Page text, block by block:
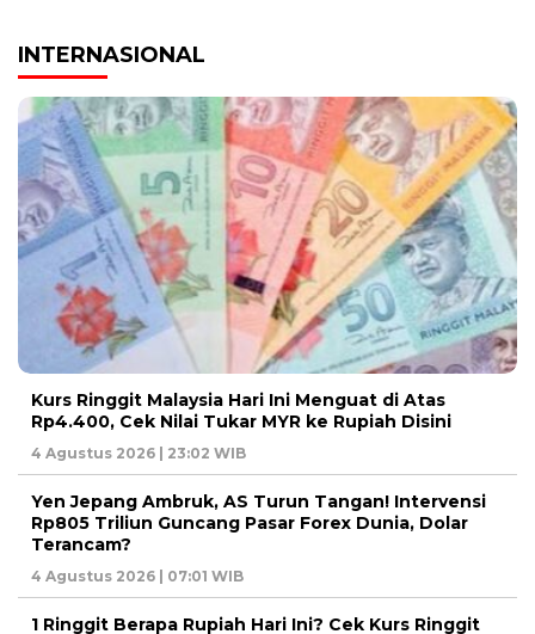
INTERNASIONAL
Kurs Ringgit Malaysia Hari Ini Menguat di Atas
Rp4.400, Cek Nilai Tukar MYR ke Rupiah Disini
4 Agustus 2026 | 23:02 WIB
Yen Jepang Ambruk, AS Turun Tangan! Intervensi
Rp805 Triliun Guncang Pasar Forex Dunia, Dolar
Terancam?
4 Agustus 2026 | 07:01 WIB
1 Ringgit Berapa Rupiah Hari Ini? Cek Kurs Ringgit